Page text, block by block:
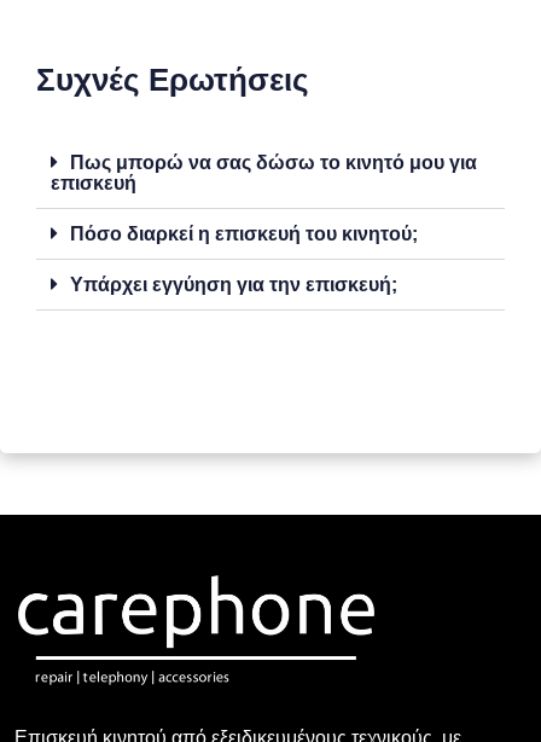
Συχνές Ερωτήσεις
Πως μπορώ να σας δώσω το κινητό μου για
επισκευή
Πόσο διαρκεί η επισκευή του κινητού;
Υπάρχει εγγύηση για την επισκευή;